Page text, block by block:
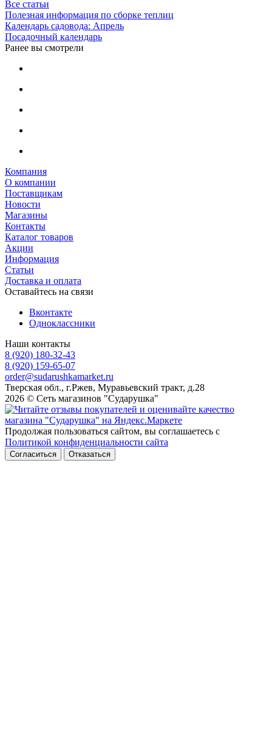
Все статьи
Полезная информация по сборке теплиц
Календарь садовода: Апрель
Посадочный календарь
Ранее вы смотрели
Компания
О компании
Поставщикам
Новости
Магазины
Контакты
Каталог товаров
Акции
Информация
Статьи
Доставка и оплата
Оставайтесь на связи
Вконтакте
Одноклассники
Наши контакты
8 (920) 180-32-43
8 (920) 159-65-07
order@sudarushkamarket.ru
Тверская обл., г.Ржев, Муравьевский тракт, д.28
2026 © Сеть магазинов "Сударушка"
Продолжая пользоваться сайтом, вы соглашаетесь с
Политикой конфиденциальности сайта
Согласиться Отказаться